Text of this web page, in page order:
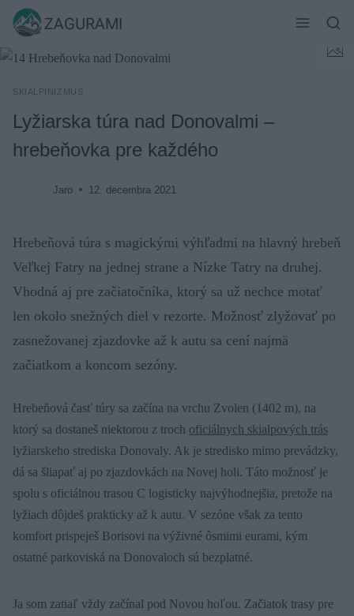
Skip
content
ZAGURAMI
SKIALPINIZMUS
Lyžiarska túra nad Donovalmi –
hrebeňovka pre každého
Jaro 12. decembra 2021
Hrebeňová túra s magickými výhľadmi na hlavný hrebeň
Veľkej Fatry na jednej strane a Nízke Tatry na druhej.
Vhodná aj pre začiatočníka, ktorý sa už nechce motať
len okolo snežných diel v rezorte. Možnosť zlyžovať po
zasnežovanej zjazdovke až k autu sa cení najmä
začiatkom a koncom sezóny.
Hrebeňová časť túry sa začína na vrchu Zvolen (1402 m), na
ktorý sa dostaneš niektorou z troch oficiálnych skialpových trás
lyžiarskeho strediska Donovaly. Ak je stredisko mimo prevádzky,
dá sa šliapať aj po zjazdovkách na Novej holi. Táto možnosť je
spolu s oficiálnou trasou C logisticky najvýhodnejšia, pretože na
lyžiach dôjdeš prakticky až k autu. V sezóne však za tento
komfort prispeješ Borisovi na výživné ôsmimi eurami, kým
ostatné parkoviská na Donovaloch sú bezplatné.
Ja som zatiaľ vždy začínal pod Novou hoľou. Začiatok trasy pre